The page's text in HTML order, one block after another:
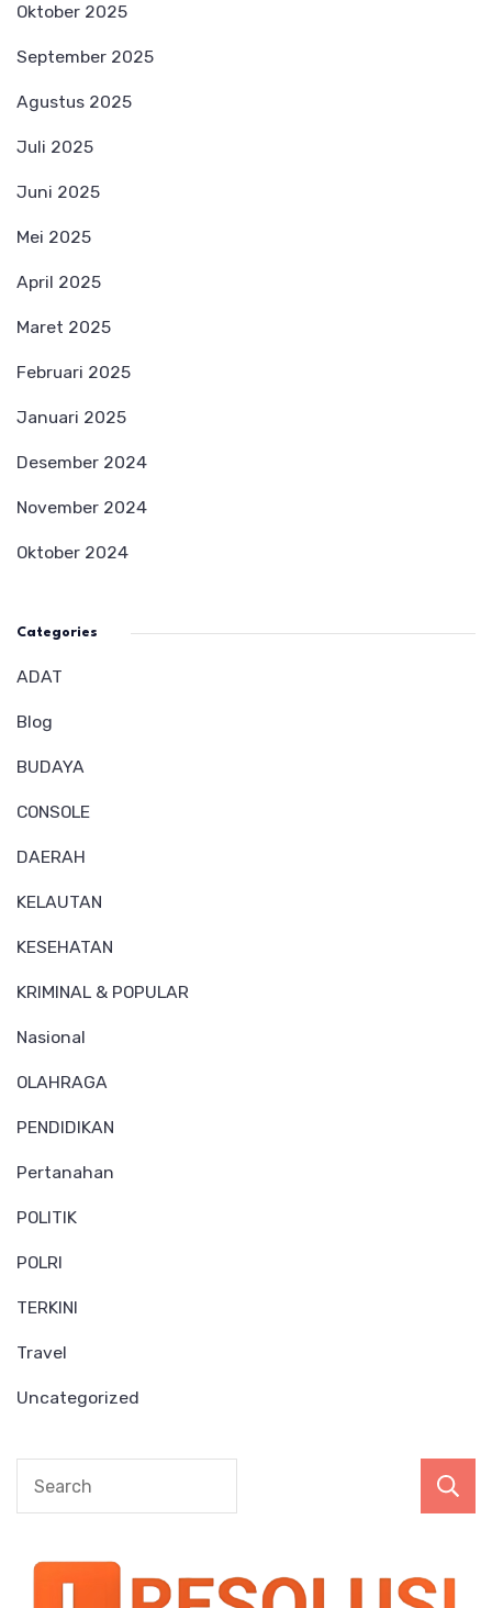
Oktober 2025
September 2025
Agustus 2025
Juli 2025
Juni 2025
Mei 2025
April 2025
Maret 2025
Februari 2025
Januari 2025
Desember 2024
November 2024
Oktober 2024
Categories
ADAT
Blog
BUDAYA
CONSOLE
DAERAH
KELAUTAN
KESEHATAN
KRIMINAL & POPULAR
Nasional
OLAHRAGA
PENDIDIKAN
Pertanahan
POLITIK
POLRI
TERKINI
Travel
Uncategorized